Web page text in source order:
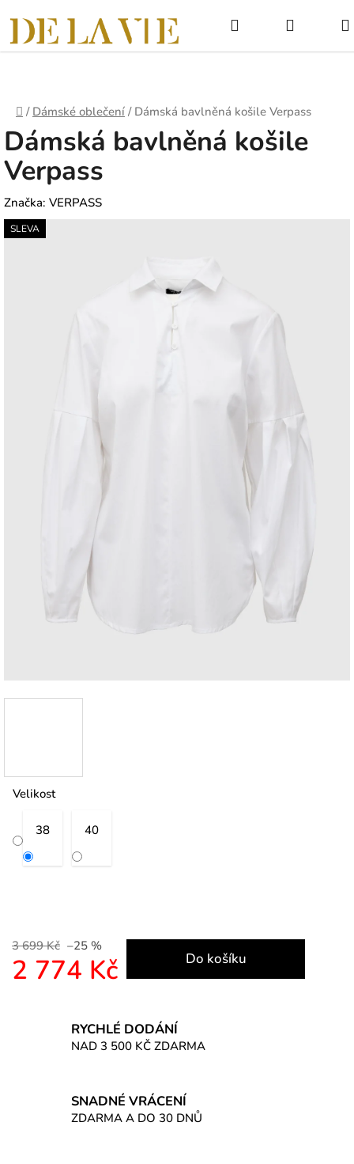
na
obsah
NÁKUPNÍ
KOŠÍK
Domů
/ Dámské oblečení / Dámská bavlněná košile Verpass
Velikost
38 40
3 699 Kč –25 %
2 774 Kč Do košíku
Dámská bavlněná košile
Verpass
Značka: VERPASS
SLEVA
RYCHLÉ DODÁNÍ
NAD 3 500 KČ ZDARMA
SNADNÉ VRÁCENÍ
ZDARMA A DO 30 DNŮ